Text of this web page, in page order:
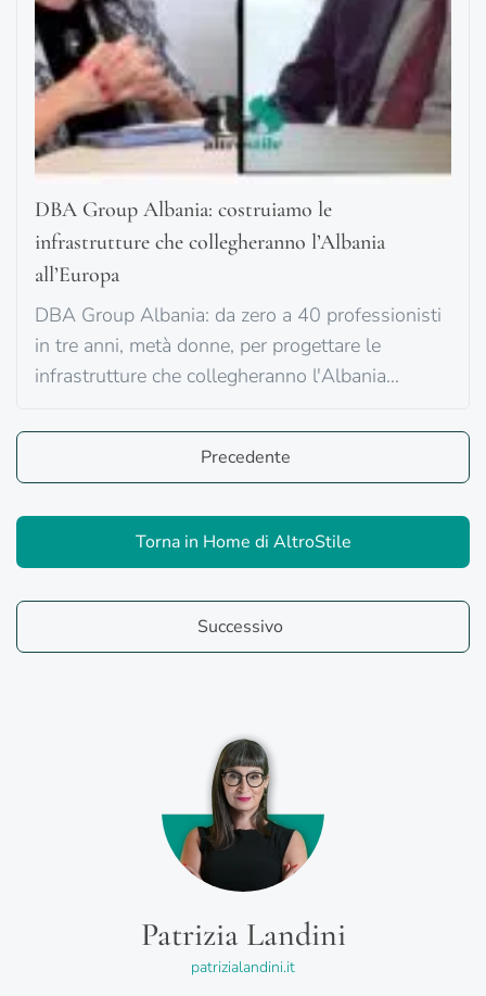
DBA Group Albania: costruiamo le
infrastrutture che collegheranno l’Albania
all’Europa
DBA Group Albania: da zero a 40 professionisti
in tre anni, metà donne, per progettare le
infrastrutture che collegheranno l'Albania
Precedente
Torna in Home di AltroStile
Successivo
Patrizia Landini
patrizialandini.it